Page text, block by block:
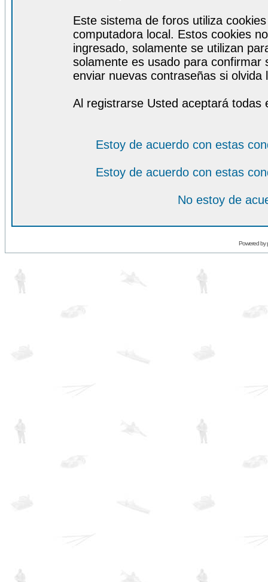
Este sistema de foros utiliza
computadora local. Estos cookies
ingresado, solamente se utilizan
solamente es usado para
enviar nuevas contraseñas si olvida
Al registrarse Usted aceptará todas
Estoy de acuerdo con estas
Estoy de acuerdo con estas
No estoy de
Powered by